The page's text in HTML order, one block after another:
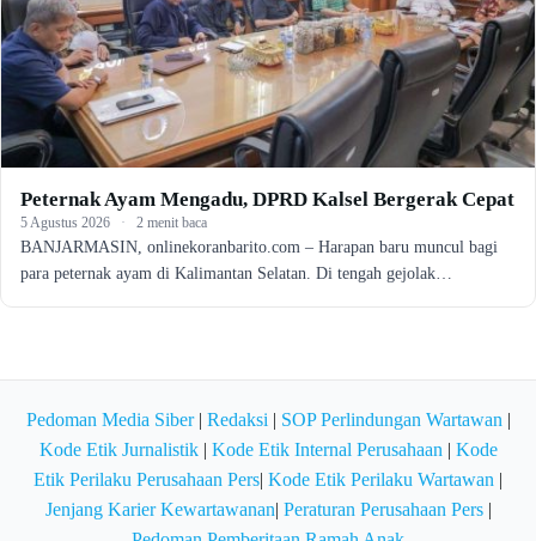
Peternak Ayam Mengadu, DPRD Kalsel Bergerak Cepat
5 Agustus 2026 · 2 menit baca
BANJARMASIN, onlinekoranbarito.com – Harapan baru muncul bagi
para peternak ayam di Kalimantan Selatan. Di tengah gejolak…
Pedoman Media Siber| Redaksi | SOP Perlindungan Wartawan |
Kode Etik Jurnalistik| Kode Etik Internal Perusahaan | Kode
Etik Perilaku Perusahaan Pers| Kode Etik Perilaku Wartawan |
Jenjang Karier Kewartawanan| Peraturan Perusahaan Pers|